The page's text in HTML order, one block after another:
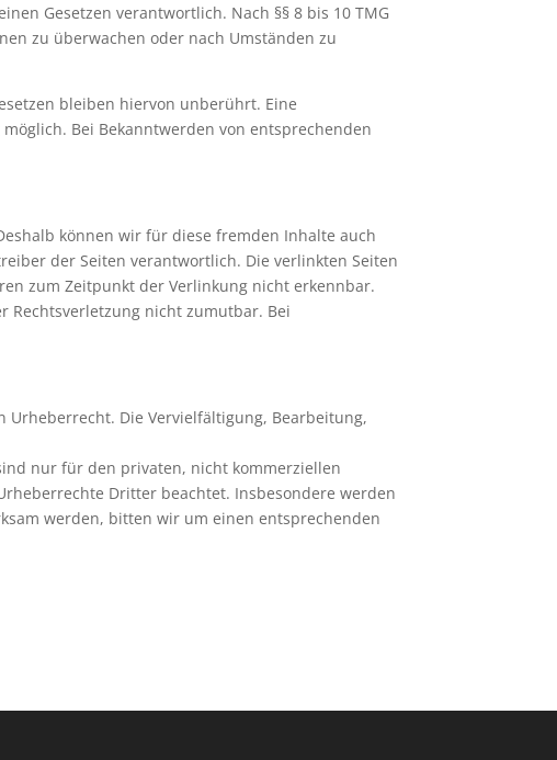
Gesetzen verantwortlich. Nach §§ 8 bis 10 TMG
zu überwachen oder nach Umständen zu
bleiben hiervon unberührt. Eine
Bei Bekanntwerden von entsprechenden
können wir für diese fremden Inhalte auch
der Seiten verantwortlich. Die verlinkten Seiten
zum Zeitpunkt der Verlinkung nicht erkennbar.
Rechtsverletzung nicht zumutbar. Bei
Die Vervielfältigung, Bearbeitung,
nur für den privaten, nicht kommerziellen
Dritter beachtet. Insbesondere werden
werden, bitten wir um einen entsprechenden